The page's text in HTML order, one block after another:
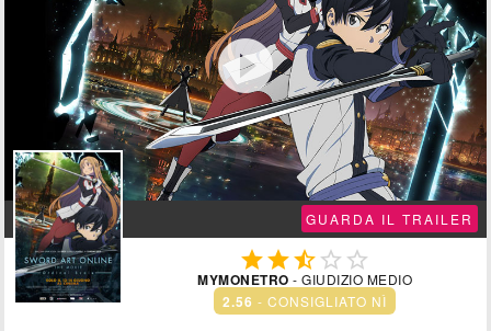

GUARDA IL TRAILER
  
MYMONETRO - GIUDIZIO MEDIO
2.56 - CONSIGLIATO NÌ